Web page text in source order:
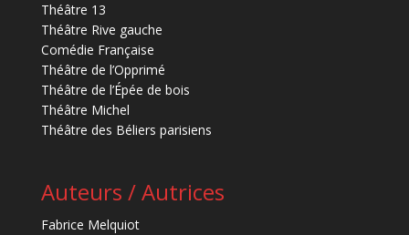
Théâtre 13
Théâtre Rive gauche
Comédie Française
Théâtre de l’Opprimé
Théâtre de l’Épée de bois
Théâtre Michel
Théâtre des Béliers parisiens
Auteurs / Autrices
Fabrice Melquiot